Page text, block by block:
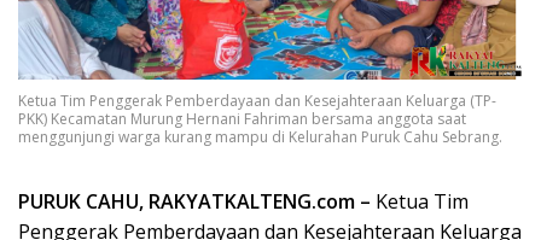
Ketua Tim Penggerak Pemberdayaan dan Kesejahteraan Keluarga (TP-
PKK) Kecamatan Murung Hernani Fahriman bersama anggota saat
menggunjungi warga kurang mampu di Kelurahan Puruk Cahu Sebrang.
PURUK CAHU, RAKYATKALTENG.com – Ketua Tim
Penggerak Pemberdayaan dan Kesejahteraan Keluarga